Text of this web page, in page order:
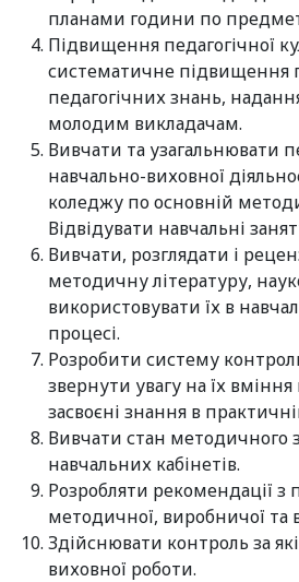
планами години по
Підвищення педагогічної
систематичне підвищення
педагогічних знань,
молодим викладачам.
Вивчати та узагальнювати
навчально-виховної
коледжу по основній
Відвідувати навчальні
Вивчати, розглядати і
методичну літературу,
використовувати їх в
процесі.
Розробити систему
звернути увагу на їх
засвоєні знання в
Вивчати стан методичного
навчальних кабінетів.
Розробляти рекомендації з
методичної, виробничої та
Здійснювати контроль за
виховної роботи.